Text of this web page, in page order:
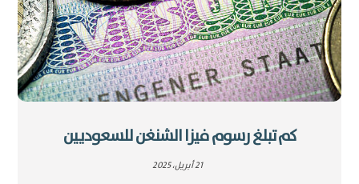
كم تبلغ رسوم فيزا الشنغن للسعوديين
21 أبريل، 2025